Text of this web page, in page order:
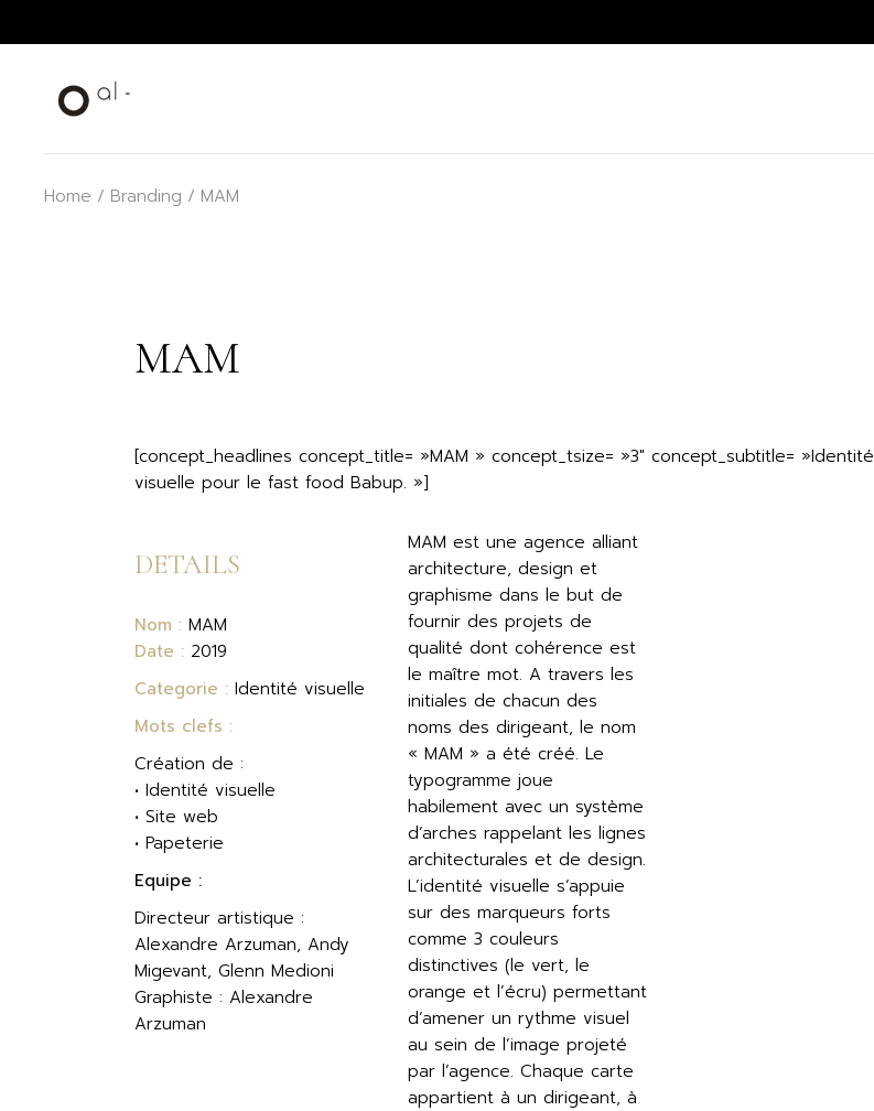
Home Branding MAM
MAM
[concept_headlines concept_title= »MAM » concept_tsize= »3″ concept_subtitle= »Identité
visuelle pour le fast food Babup. »]
DETAILS
Nom : MAM
Date : 2019
Categorie : Identité visuelle
Mots clefs :
Création de :
• Identité visuelle
• Site web
• Papeterie
Equipe :
Directeur artistique :
Alexandre Arzuman, Andy
Migevant, Glenn Medioni
Graphiste : Alexandre
Arzuman
MAM est une agence alliant
architecture, design et
graphisme dans le but de
fournir des projets de
qualité dont cohérence est
le maître mot. A travers les
initiales de chacun des
noms des dirigeant, le nom
« MAM » a été créé. Le
typogramme joue
habilement avec un système
d’arches rappelant les lignes
architecturales et de design.
L’identité visuelle s’appuie
sur des marqueurs forts
comme 3 couleurs
distinctives (le vert, le
orange et l’écru) permettant
d’amener un rythme visuel
au sein de l’image projeté
par l’agence. Chaque carte
appartient à un dirigeant, à